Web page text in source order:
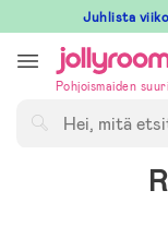
till
innehållet
Juhlista
Pohjoismaiden